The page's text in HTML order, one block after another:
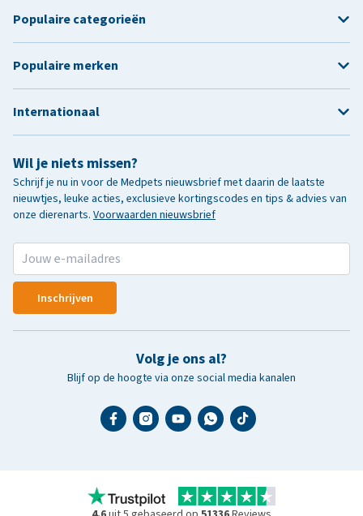
Wil je niets missen?
Schrijf je nu in voor de Medpets nieuwsbrief met daarin de laatste
nieuwtjes, leuke acties, exclusieve kortingscodes en tips & advies van
onze dierenarts. Voorwaarden nieuwsbrief
Inschrijven
Volg je ons al?
Blijf op de hoogte via onze social media kanalen
Populaire categorieën
Populaire merken
Internationaal